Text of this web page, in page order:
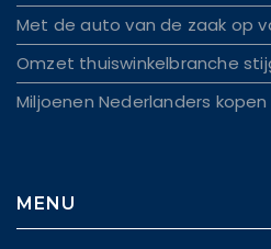
Met de auto van de zaak op
Omzet thuiswinkelbranche
Miljoenen Nederlanders
MENU